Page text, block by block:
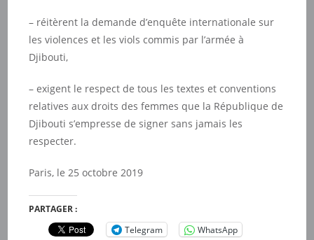
– réitèrent la demande d’enquête internationale sur
les violences et les viols commis par l’armée à
Djibouti,
– exigent le respect de tous les textes et conventions
relatives aux droits des femmes que la République de
Djibouti s’empresse de signer sans jamais les
respecter.
Paris, le 25 octobre 2019
PARTAGER :
Telegram
WhatsApp